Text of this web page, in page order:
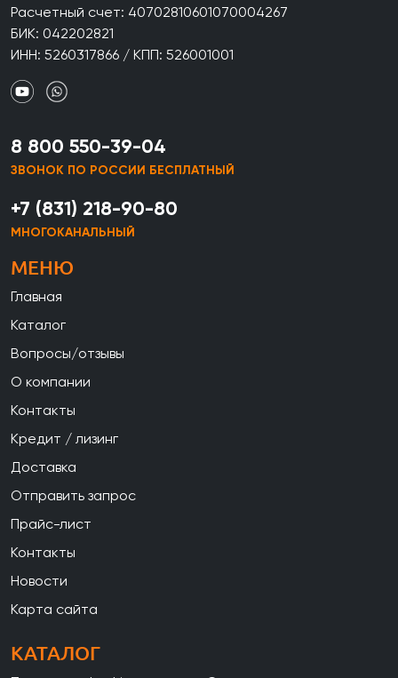
Расчетный счет: 40702810601070004267
БИК: 042202821
ИНН: 5260317866 / КПП: 526001001
8 800 550-39-04
ЗВОНОК ПО РОССИИ БЕСПЛАТНЫЙ
+7 (831) 218-90-80
МНОГОКАНАЛЬНЫЙ
МЕНЮ
Главная
Каталог
Вопросы/отзывы
О компании
Контакты
Кредит / лизинг
Доставка
Отправить запрос
Прайс-лист
Контакты
Новости
Карта сайта
КАТАЛОГ